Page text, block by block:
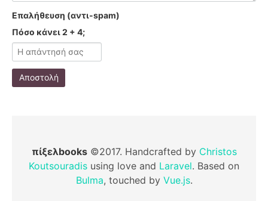
Επαλήθευση (αντι-spam)
Πόσο κάνει 2 + 4;
Αποστολή
πίξελbooks©2017. Handcrafted by Christos
Koutsouradis using love and Laravel. Based on
Bulma, touched by Vue.js.